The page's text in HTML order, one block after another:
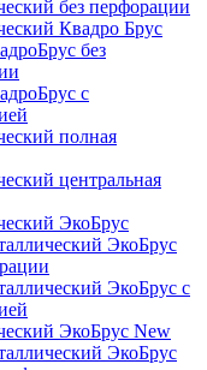
без перфорации
Квадро Брус
без
с
полная
центральная
ЭкоБрус
ЭкоБрус
ЭкоБрус с
ЭкоБрус New
ЭкоБрус